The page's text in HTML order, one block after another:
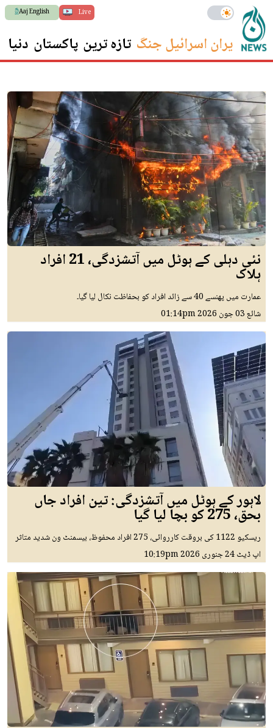
Live
Aaj English
ایران اسرائیل جنگ تازہ ترین پاکستان دنیا
نئی دہلی کے ہوٹل میں آتشزدگی، 21 افراد
ہلاک
عمارت میں پھنسے 40 سے زائد افراد کو بحفاظت نکال لیا گیا۔
شائع03 جون 2026 01:14pm
لاہور کے ہوٹل میں آتشزدگی: تین افراد جاں
بحق، 275 کو بچا لیا گیا
ریسکیو 1122 کی بروقت کارروائی، 275 افراد محفوظ، بیسمنٹ ون شدید متاثر
اپ ڈیٹ24 جنوری 2026 10:19pm